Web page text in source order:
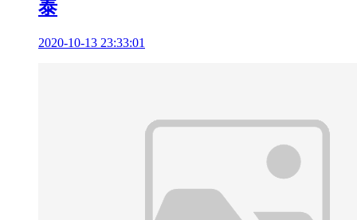
泰
2020-10-13 23:33:01